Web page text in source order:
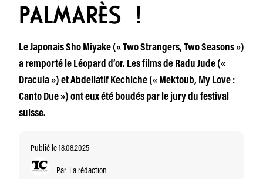
PALMARÈS !
Le Japonais Sho Miyake (« Two Strangers, Two Seasons »)
a remporté le Léopard d’or. Les films de Radu Jude («
Dracula ») et Abdellatif Kechiche (« Mektoub, My Love :
Canto Due ») ont eux été boudés par le jury du festival
suisse.
Publié le 18.08.2025
Par La rédaction